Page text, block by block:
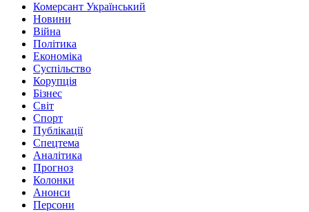
Комерсант Український
Новини
Війна
Політика
Економіка
Суспільство
Корупція
Бізнес
Світ
Спорт
Публікації
Спецтема
Аналітика
Прогноз
Колонки
Анонси
Персони